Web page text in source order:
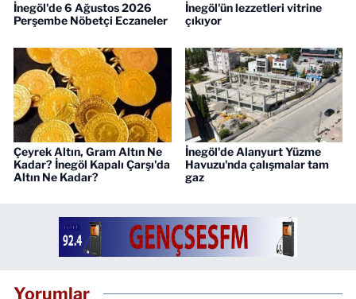
İnegöl'de 6 Ağustos 2026
Perşembe Nöbetçi Eczaneler
İnegöl'ün lezzetleri vitrine
çıkıyor
Çeyrek Altın, Gram Altın Ne
Kadar? İnegöl Kapalı Çarşı'da
Altın Ne Kadar?
İnegöl'de Alanyurt Yüzme
Havuzu'nda çalışmalar tam
gaz
Yorumlar